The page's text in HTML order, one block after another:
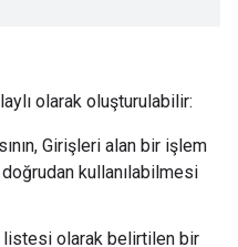
olarak oluşturulabilir:
Girişleri alan bir işlem
kullanılabilmesi
listesi olarak belirtilen bir